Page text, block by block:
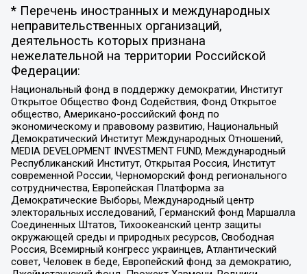
* Перечень иностранных и международных
неправительственных организаций,
деятельность которых признана
нежелательной на территории Российской
Федерации:
Национальный фонд в поддержку демократии, Институт
Открытое Общество Фонд Содействия, Фонд Открытое
общество, Американо-российский фонд по
экономическому и правовому развитию, Национальный
Демократический Институт Международных Отношений,
MEDIA DEVELOPMENT INVESTMENT FUND, Международный
Республиканский Институт, Открытая Россия, Институт
современной России, Черноморский фонд регионального
сотрудничества, Европейская Платформа за
Демократические Выборы, Международный центр
электоральных исследований, Германский фонд Маршалла
Соединенных Штатов, Тихоокеанский центр защиты
окружающей среды и природных ресурсов, Свободная
Россия, Всемирный конгресс украинцев, Атлантический
совет, Человек в беде, Европейский фонд за демократию,